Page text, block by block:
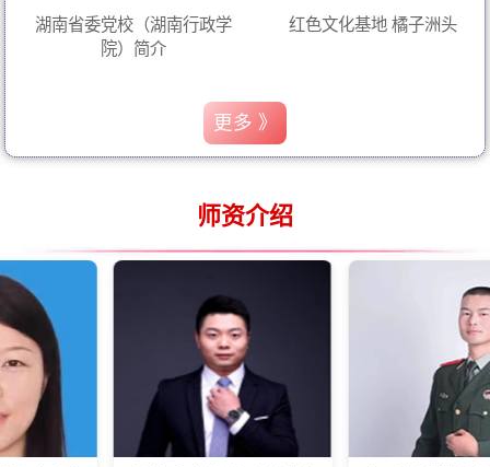
湖南省委党校（湖南行政学
院）简介
红色文化基地 橘子洲头
更多 》
师资介绍